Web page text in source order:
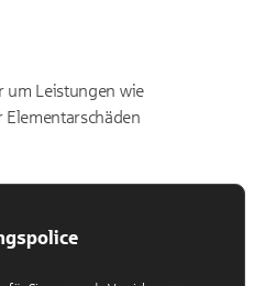
um Leistungen wie